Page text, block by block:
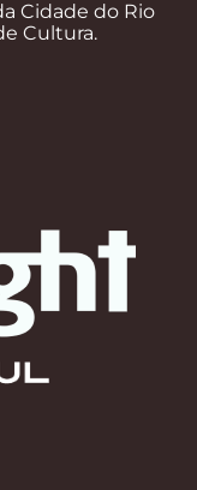
Cidade do Rio
Cultura.